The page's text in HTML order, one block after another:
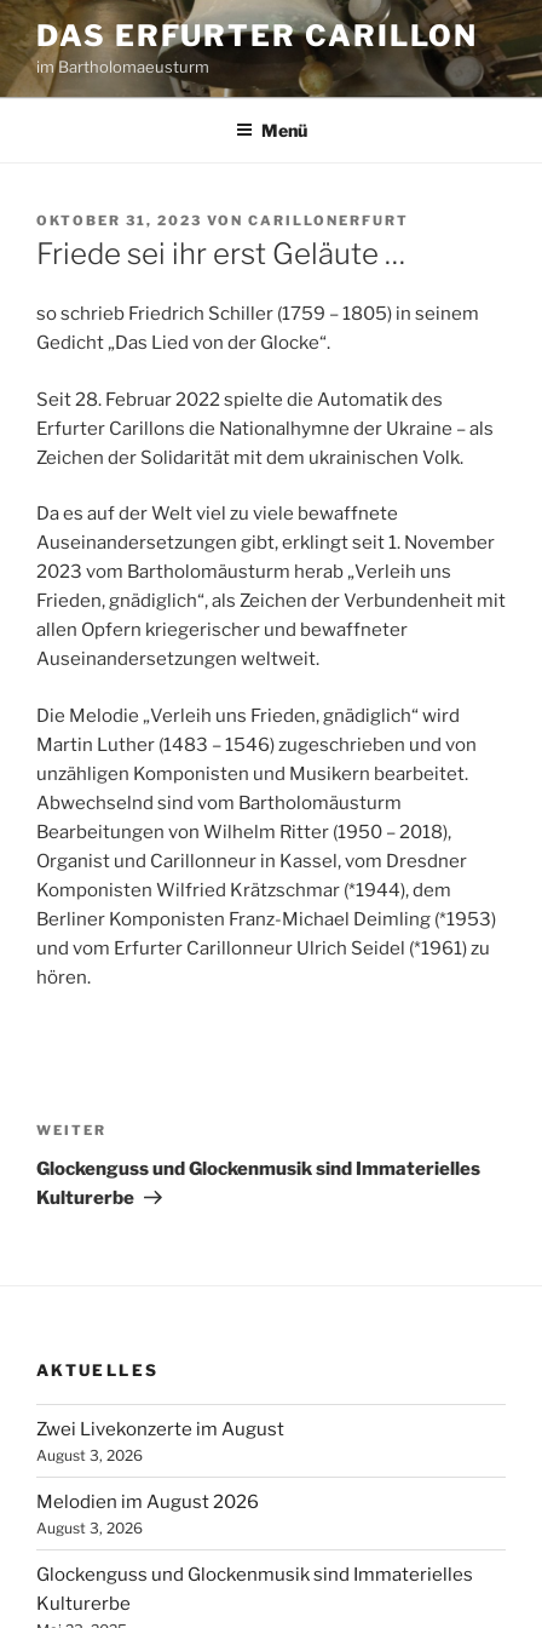
Zum
Inhalt
springen
DAS ERFURTER CARILLON
im Bartholomaeusturm
Menü
VERÖFFENTLICHT
AM
OKTOBER 31, 2023 VON CARILLONERFURT
Friede sei ihr erst Geläute …
so schrieb Friedrich Schiller (1759 – 1805) in seinem
Gedicht „Das Lied von der Glocke“.
Seit 28. Februar 2022 spielte die Automatik des
Erfurter Carillons die Nationalhymne der Ukraine – als
Zeichen der Solidarität mit dem ukrainischen Volk.
Da es auf der Welt viel zu viele bewaffnete
Auseinandersetzungen gibt, erklingt seit 1. November
2023 vom Bartholomäusturm herab „Verleih uns
Frieden, gnädiglich“, als Zeichen der Verbundenheit mit
allen Opfern kriegerischer und bewaffneter
Auseinandersetzungen weltweit.
Die Melodie „Verleih uns Frieden, gnädiglich“ wird
Martin Luther (1483 – 1546) zugeschrieben und von
unzähligen Komponisten und Musikern bearbeitet.
Abwechselnd sind vom Bartholomäusturm
Bearbeitungen von Wilhelm Ritter (1950 – 2018),
Organist und Carillonneur in Kassel, vom Dresdner
Komponisten Wilfried Krätzschmar (*1944), dem
Berliner Komponisten Franz-Michael Deimling (*1953)
und vom Erfurter Carillonneur Ulrich Seidel (*1961) zu
hören.
Nächster
Beitrag
WEITER
Glockenguss und Glockenmusik sind Immaterielles
Kulturerbe
AKTUELLES
Zwei Livekonzerte im August
August 3, 2026
Melodien im August 2026
August 3, 2026
Glockenguss und Glockenmusik sind Immaterielles
Kulturerbe